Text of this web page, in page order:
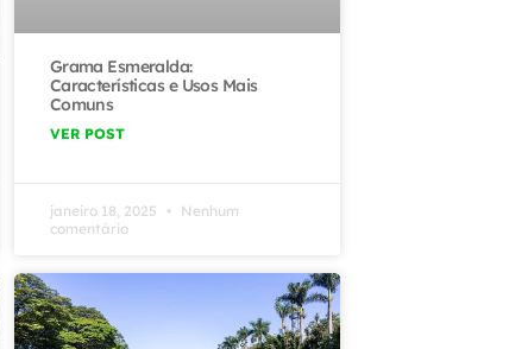
Grama Esmeralda:
Características e Usos Mais
Comuns
VER POST
janeiro 18, 2025
Nenhum
comentário